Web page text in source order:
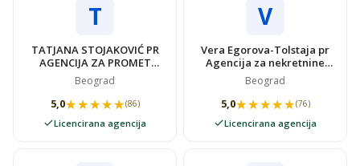
T
TATJANA STOJAKOVIĆ PR
AGENCIJA ZA PROMET
NEKRETNINAMA SUPER
STAN
Beograd
5,0★★★★★
★★★★★(86)
Licencirana agencija
V
Vera Egorova-Tolstaja pr
Agencija za nekretnine
VIDOVSTAN
Beograd
5,0★★★★★
★★★★★(76)
Licencirana agencija